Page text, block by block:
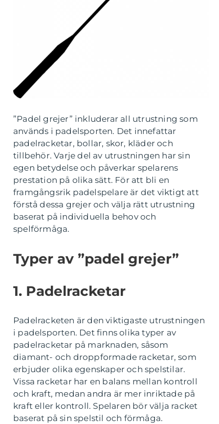
”Padel grejer” inkluderar all utrustning som
används i padelsporten. Det innefattar
padelracketar, bollar, skor, kläder och
tillbehör. Varje del av utrustningen har sin
egen betydelse och påverkar spelarens
prestation på olika sätt. För att bli en
framgångsrik padelspelare är det viktigt att
förstå dessa grejer och välja rätt utrustning
baserat på individuella behov och
spelförmåga.
Typer av ”padel grejer”
1. Padelracketar
Padelracketen är den viktigaste utrustningen
i padelsporten. Det finns olika typer av
padelracketar på marknaden, såsom
diamant- och droppformade racketar, som
erbjuder olika egenskaper och spelstilar.
Vissa racketar har en balans mellan kontroll
och kraft, medan andra är mer inriktade på
kraft eller kontroll. Spelaren bör välja racket
baserat på sin spelstil och förmåga.